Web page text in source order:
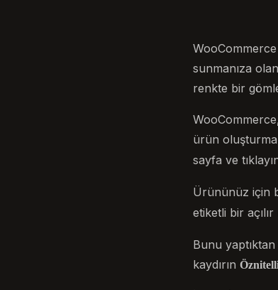
sunmanıza
renkte bir
ürün
sayfa ve
Ürününüz için
etiketli bir
Bunu
kaydırın